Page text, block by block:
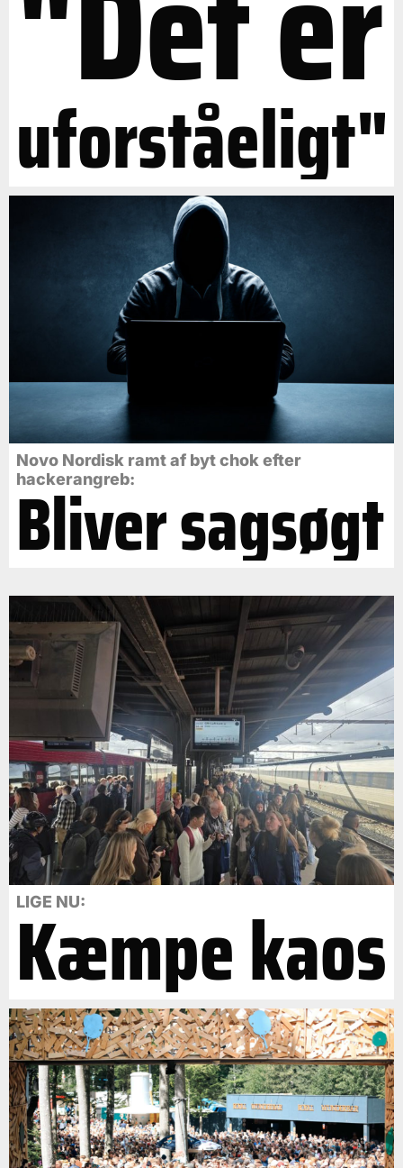
uforståeligt"
Novo Nordisk ramt af byt chok efter
hackerangreb:
Bliver sagsøgt
LIGE NU:
Kæmpe kaos